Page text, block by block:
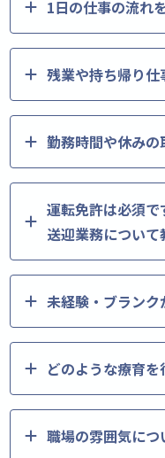
1日の仕事の流れ
残業や持ち帰り仕
勤務時間や休みの
運転免許は必須で
送迎業務について
未経験・ブランク
どのような療育を
職場の雰囲気につ